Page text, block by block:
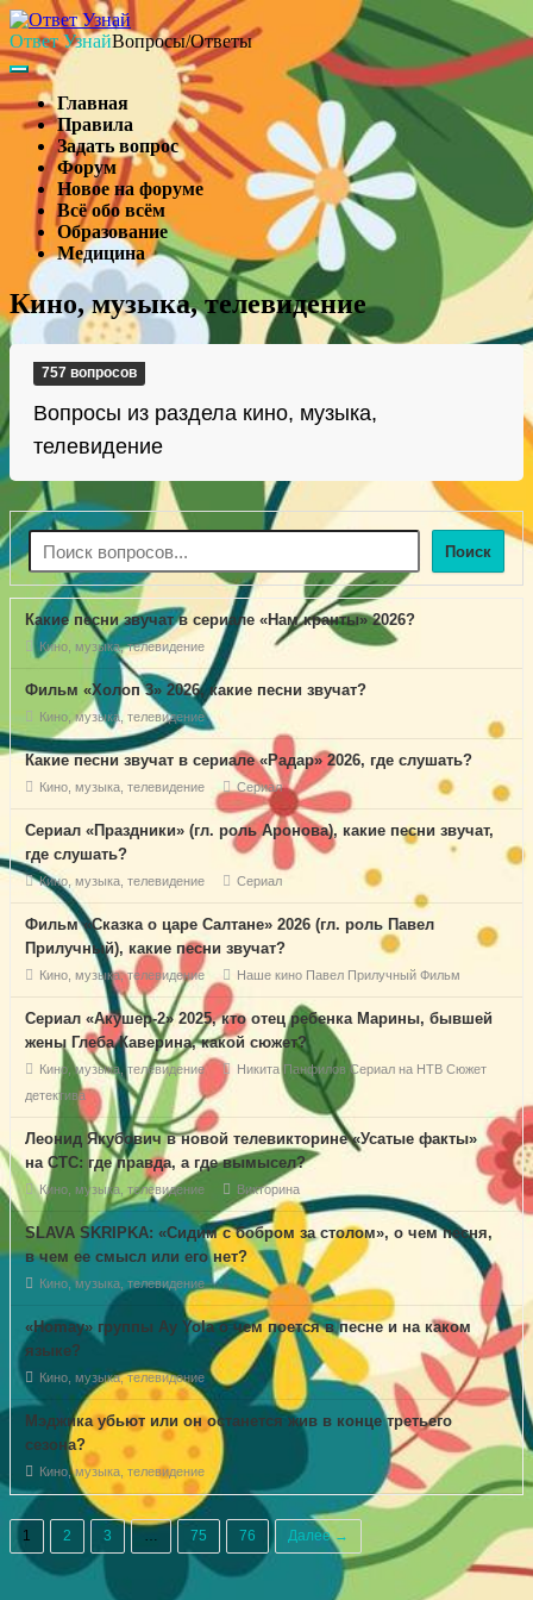
Skip
to
content
Ответ УзнайВопросы/Ответы
Search
Main
Navigation
Главная
Правила
Задать вопрос
Форум
Новое на форуме
Всё обо всём
Образование
Медицина
Search
Кино, музыка, телевидение
757 вопросов
Вопросы из раздела кино, музыка,
телевидение
Поиск
Какие песни звучат в сериале «Нам кранты» 2026?
Кино, музыка, телевидение
Фильм «Холоп 3» 2026, какие песни звучат?
Кино, музыка, телевидение
Какие песни звучат в сериале «Радар» 2026, где слушать?
Кино, музыка, телевидение Сериал
Сериал «Праздники» (гл. роль Аронова), какие песни звучат,
где слушать?
Кино, музыка, телевидение Сериал
Фильм «Сказка о царе Салтане» 2026 (гл. роль Павел
Прилучный), какие песни звучат?
Кино, музыка, телевидение Наше кино Павел Прилучный Фильм
Сериал «Акушер-2» 2025, кто отец ребенка Марины, бывшей
жены Глеба Каверина, какой сюжет?
Кино, музыка, телевидение Никита Панфилов Сериал на НТВ Сюжет
детектива
Леонид Якубович в новой телевикторине «Усатые факты»
на СТС: где правда, а где вымысел?
Кино, музыка, телевидение Викторина
SLAVA SKRIPKA: «Сидим с бобром за столом», о чем песня,
в чем ее смысл или его нет?
Кино, музыка, телевидение
«Homay» группы Ay Yola о чем поется в песне и на каком
языке?
Кино, музыка, телевидение
Мэджика убьют или он останется жив в конце третьего
сезона?
Кино, музыка, телевидение
1 2 3 … 75 76 Далее →